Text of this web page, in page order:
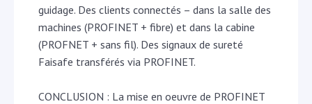
guidage. Des clients connectés – dans la salle des
machines (PROFINET + fibre) et dans la cabine
(PROFNET + sans fil). Des signaux de sureté
Faisafe transférés via PROFINET.
CONCLUSION : La mise en oeuvre de PROFINET